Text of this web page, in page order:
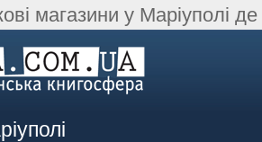
магазини у Маріуполі